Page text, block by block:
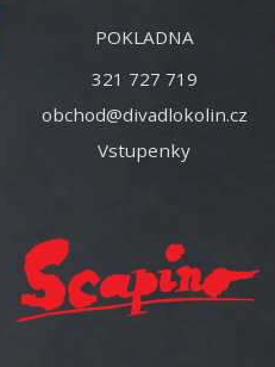
POKLADNA
321 727 719
obchod@divadlokolin.cz
Vstupenky